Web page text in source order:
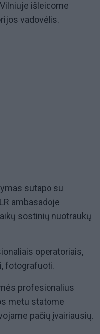
išleidome
vadovėlis.
sutapo su
ambasadoje
sostinių nuotraukų
operatoriais,
fotografuoti.
profesionalius
metu statome
pačių įvairiausių.